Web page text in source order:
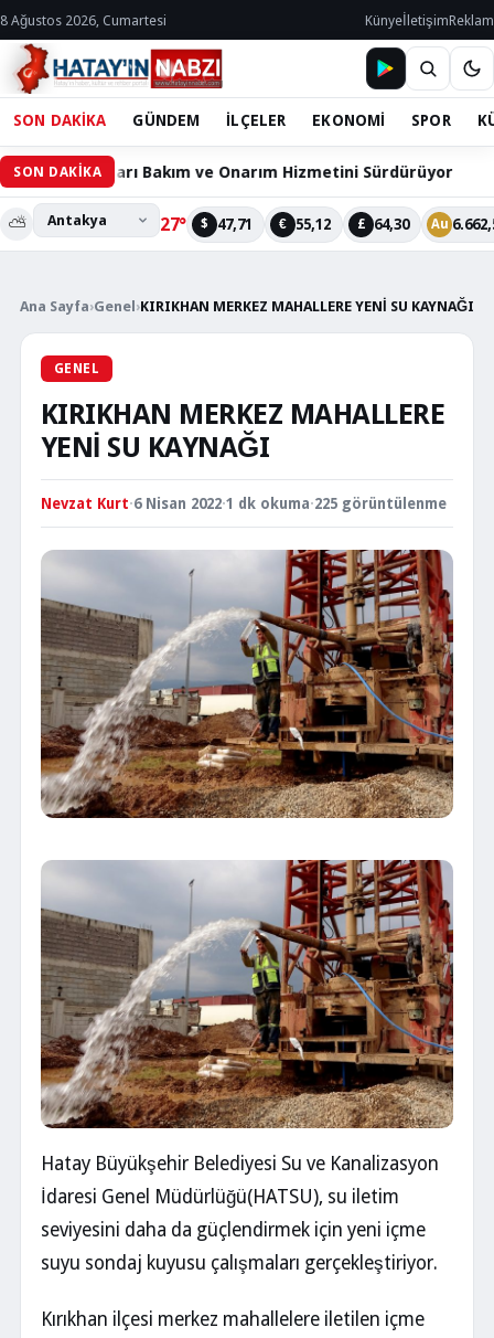
8 Ağustos 2026, Cumartesi KünyeİletişimReklam
SON DAKİKA GÜNDEM İLÇELER EKONOMİ SPOR
SON DAKİKABakım ve Onarım Hizmetini Sürdürüyor 60
⛅ 27° $ 47,71 € 55,12 £ 64,30 Au
Ana Sayfa›Genel ›KIRIKHAN MERKEZ MAHALLERE YENİ SU KAYNAĞI
GENEL
KIRIKHAN MERKEZ MAHALLERE
YENİ SU KAYNAĞI
Nevzat Kurt·6 Nisan 2022·1 dk okuma·225 görüntülenme
Hatay Büyükşehir Belediyesi Su ve Kanalizasyon
İdaresi Genel Müdürlüğü(HATSU), su iletim
seviyesini daha da güçlendirmek için yeni içme
suyu sondaj kuyusu çalışmaları gerçekleştiriyor.
Kırıkhan ilçesi merkez mahallelere iletilen içme